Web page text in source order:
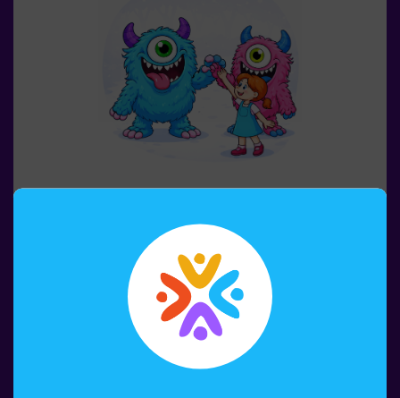
6-10 AÑOS
Escuela de Monstruos
¿Alguna vez has imaginado tener tu propio monstruo?
👾 En la Escuela de Monstruos, eso es solo el principio
de la aventura.Durante esta gincana llena de
movimiento, los peques descubrirán criaturas
sorprendentes, superarán pruebas divertidas y